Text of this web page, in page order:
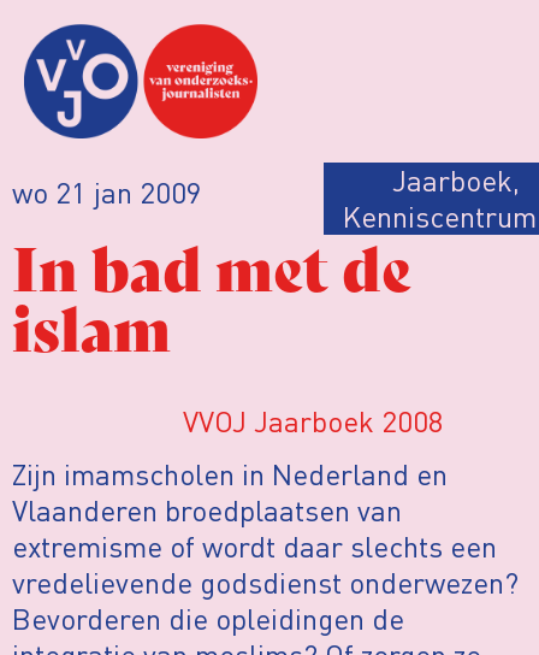
wo 21 jan 2009 Jaarboek,
Kenniscentrum
In bad met de
islam
VVOJ Jaarboek 2008
Zijn imamscholen in Nederland en
Vlaanderen broedplaatsen van
extremisme of wordt daar slechts een
vredelievende godsdienst onderwezen?
Bevorderen die opleidingen de